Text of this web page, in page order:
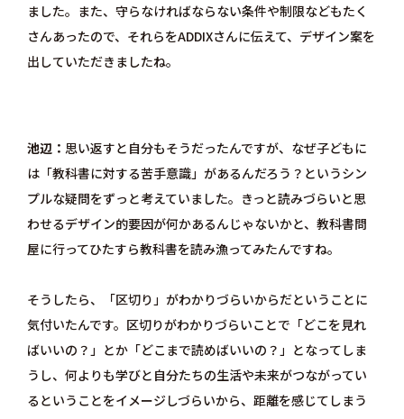
ました。また、守らなければならない条件や制限などもたく
さんあったので、それらをADDIXさんに伝えて、デザイン案を
出していただきましたね。
池辺
思い返すと自分もそうだったんですが、なぜ子どもに
は「教科書に対する苦手意識」があるんだろう？というシン
プルな疑問をずっと考えていました。きっと読みづらいと思
わせるデザイン的要因が何かあるんじゃないかと、教科書問
屋に行ってひたすら教科書を読み漁ってみたんですね。
そうしたら、「区切り」がわかりづらいからだということに
気付いたんです。区切りがわかりづらいことで「どこを見れ
ばいいの？」とか「どこまで読めばいいの？」となってしま
うし、何よりも学びと自分たちの生活や未来がつながってい
るということをイメージしづらいから、距離を感じてしまう